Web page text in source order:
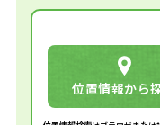
位置情報から